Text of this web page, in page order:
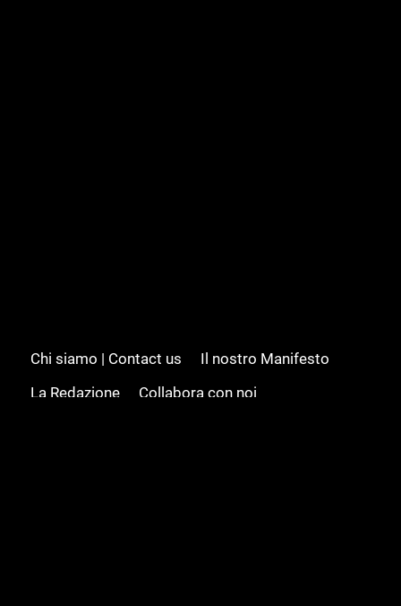
Chi siamo | Contact us
Il nostro Manifesto
La Redazione
Collabora con noi